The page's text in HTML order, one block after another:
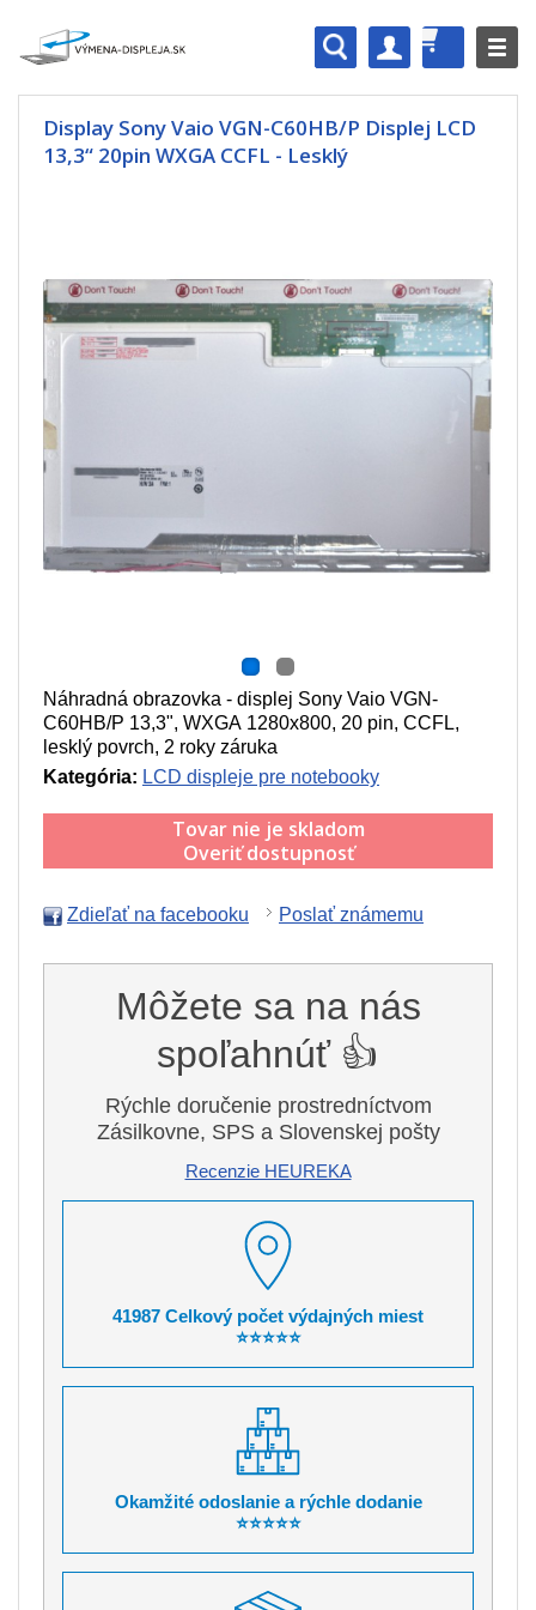
Display Sony Vaio VGN-C60HB/P Displej LCD
13,3“ 20pin WXGA CCFL - Lesklý
Náhradná obrazovka - displej Sony Vaio VGN-
C60HB/P 13,3", WXGA 1280x800, 20 pin, CCFL,
lesklý povrch, 2 roky záruka
Kategória: LCD displeje pre notebooky
Tovar nie je skladom
Overiť dostupnosť
Zdieľať na facebooku Poslať známemu
Môžete sa na nás
spoľahnúť 👍
Rýchle doručenie prostredníctvom
Zásilkovne, SPS a Slovenskej pošty
Recenzie HEUREKA
41987 Celkový počet výdajných miest
⭐⭐⭐⭐⭐
Okamžité odoslanie a rýchle dodanie
⭐⭐⭐⭐⭐